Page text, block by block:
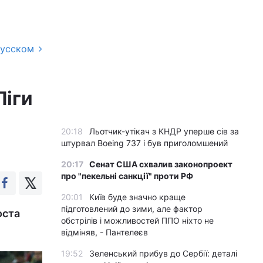
20:18
Льотчик-утікач з КНДР уперше сів за
штурвал Boeing 737 і був приголомшений
20:17 Сенат США схвалив законопроект
про "пекельні санкції" проти РФ
20:01
Київ буде значно краще
підготовлений до зими, але фактор
обстрілів і можливостей ППО ніхто не
відміняв, - Пантелеєв
19:52
Зеленський прибув до Сербії: деталі